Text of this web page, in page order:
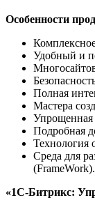
Особенности
Удобный и
Полная
Мастера
Упрощенная
Подробная
Технология
Среда для
(FrameWork).
«1С-Битрикс: